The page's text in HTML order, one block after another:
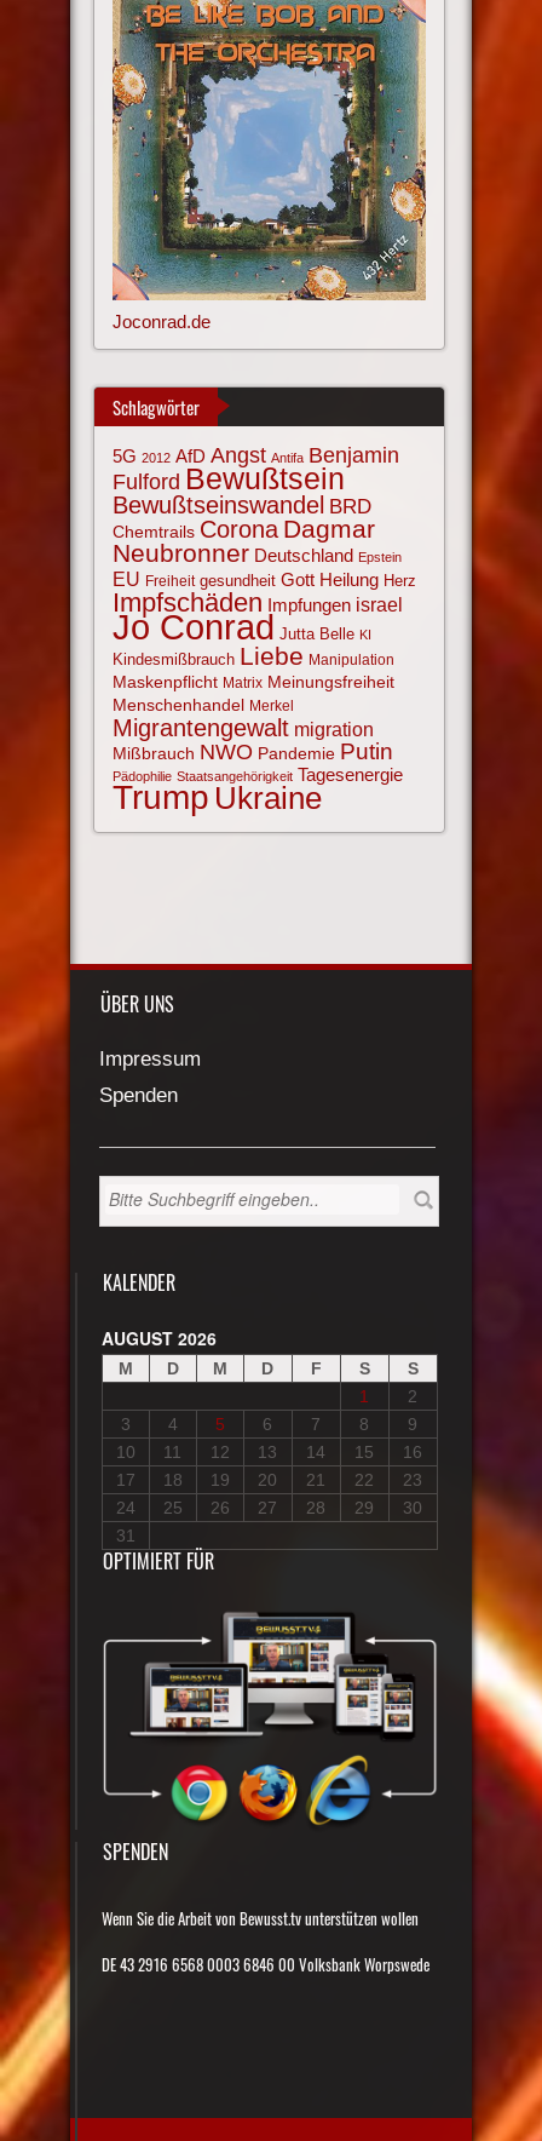
Joconrad.de
Schlagwörter
5G 2012 AfD Angst Antifa Benjamin
Fulford Bewußtsein
Bewußtseinswandel BRD
Chemtrails Corona Dagmar
Neubronner Deutschland Epstein
EU Freiheit gesundheit Gott Heilung Herz
Impfschäden Impfungen israel
Jo Conrad Jutta Belle KI
Kindesmißbrauch Liebe Manipulation
Maskenpflicht Matrix Meinungsfreiheit
Menschenhandel Merkel
Migrantengewalt migration
Mißbrauch NWO Pandemie Putin
Pädophilie Staatsangehörigkeit Tagesenergie
Trump Ukraine
ÜBER UNS
Impressum
Spenden
KALENDER
AUGUST 2026
M D M D F S
S
1
2
3
4 5 6 7 8
9
10
11 12 13 14 15
16
17
18 19 20 21 22
23
24
25 26 27 28 29
30
31
OPTIMIERT FÜR
SPENDEN
Wenn Sie die Arbeit von Bewusst.tv unterstützen wollen
DE 43 2916 6568 0003 6846 00 Volksbank Worpswede